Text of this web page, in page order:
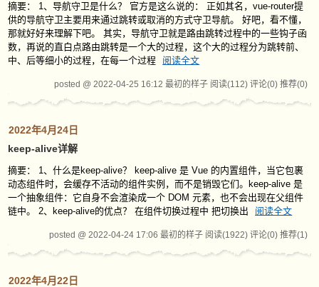
摘要： 1、导航守卫是什么？ 官方是这么说的： 正如其名，vue-router提
供的导航守卫主要用来通过跳转或取消的方式守卫导航。 好吧，看不懂，
那就好好来理解下吧。 其实，导航守卫就是路由跳转过程中的一些钩子函
数，再说的直白点路由跳转是一个大的过程，这个大的过程分为跳转前、
中、后等细小的过程，在每一个过程
阅读全文
posted @ 2022-04-25 16:12 最初的样子 阅读(112) 评论(0) 推荐(0)
2022年4月24日
keep-alive详解
摘要： 1、什么是keep-alive？ keep-alive 是 Vue 的内置组件，当它包裹
动态组件时，会缓存不活动的组件实例，而不是销毁它们。keep-alive 是
一个抽象组件：它自身不会渲染成一个 DOM 元素，也不会出现在父组件
链中。 2、keep-alive的优点？ 在组件切换过程中 把切换出
阅读全文
posted @ 2022-04-24 17:06 最初的样子 阅读(1922) 评论(0) 推荐(1)
2022年4月22日